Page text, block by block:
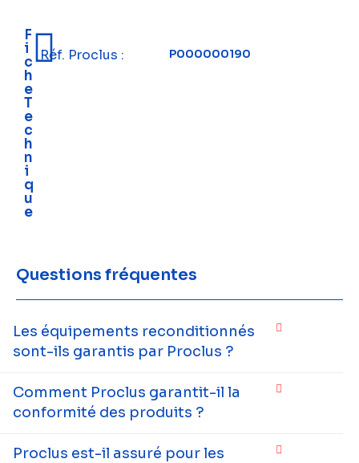
F
i
c
h
e
T
e
c
h
n
i
q
u
e
Réf. Proclus : P000000190
Questions fréquentes
Les équipements reconditionnés
sont-ils garantis par Proclus ?
Comment Proclus garantit-il la
conformité des produits ?
Proclus est-il assuré pour les